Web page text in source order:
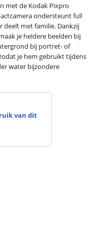
met de Kodak Pixpro
ondersteunt full
deelt met familie. Dankzij
je heldere beelden bij
bij portret- of
je hem gebruikt tijdens
water bijzondere
van dit